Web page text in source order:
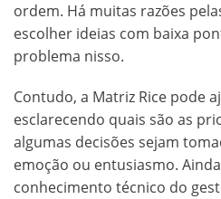
ordem. Há muitas razões
escolher ideias com baixa
problema nisso.
Contudo, a Matriz Rice pode
esclarecendo quais são as
algumas decisões sejam
emoção ou entusiasmo.
conhecimento técnico do